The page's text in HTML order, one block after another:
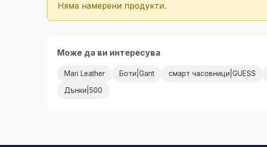
Няма намерени продукти.
Може да ви интересува
Mari Leather Боти|Gant смарт часовници|GUESS
Дънки|500